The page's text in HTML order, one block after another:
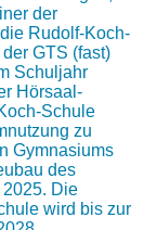
der
Rudolf-Koch-
GTS (fast)
Schuljahr
Hörsaal-
Schule
zu
Gymnasiums
des
2025. Die
wird bis zur